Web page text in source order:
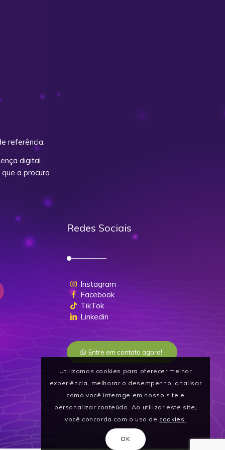
referência.
digital
a procura
Redes Sociais
Instagram
Facebook
TikTok
Linkedin
Entre em contato agora!
Utilizamos cookies para oferecer melhor
experiência, melhorar o desempenho, analisar
como você interage em nosso site e
personalizar conteúdo. Ao utilizar este site,
você concorda com o uso de cookies.
OK